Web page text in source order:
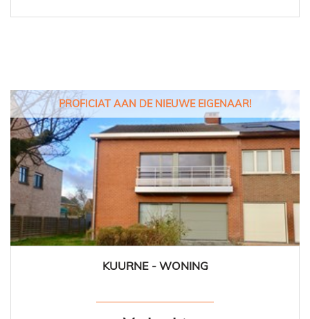
PROFICIAT AAN DE NIEUWE EIGENAAR!
175 m² 3 1
KUURNE - WONING